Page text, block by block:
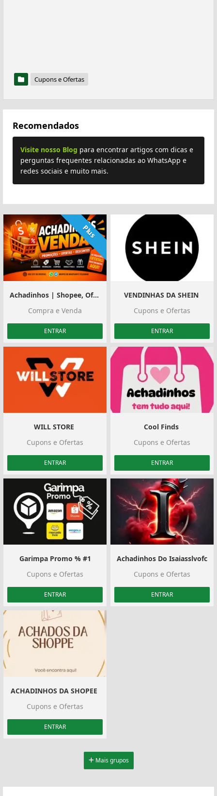
Cupons e Ofertas
Recomendados
Visite nosso Blog para encontrar artigos com dicas e
perguntas frequentes relacionadas ao WhatsApp e
redes sociais e muito mais.
Plus
Achadinhos | Shopee, Ofertas e Divulgação
Compra e Venda
ENTRAR
VENDINHAS DA SHEIN ️
Cupons e Ofertas
ENTRAR
WILL STORE ️
Cupons e Ofertas
ENTRAR
Cool Finds ️
Cupons e Ofertas
ENTRAR
Garimpa Promo % #1
Cupons e Ofertas
ENTRAR
Achadinhos Do Isaiasslvofc
Cupons e Ofertas
ENTRAR
ACHADINHOS DA SHOPEE ️
Cupons e Ofertas
ENTRAR
Mais grupos